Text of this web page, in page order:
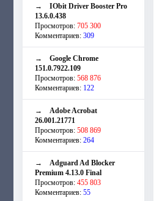
→ IObit Driver Booster Pro
13.6.0.438
Просмотров: 705 300
Комментариев: 309
→ Google Chrome
151.0.7922.109
Просмотров: 568 876
Комментариев: 122
→ Adobe Acrobat
26.001.21771
Просмотров: 508 869
Комментариев: 264
→ Adguard Ad Blocker
Premium 4.13.0 Final
Просмотров: 455 803
Комментариев: 55